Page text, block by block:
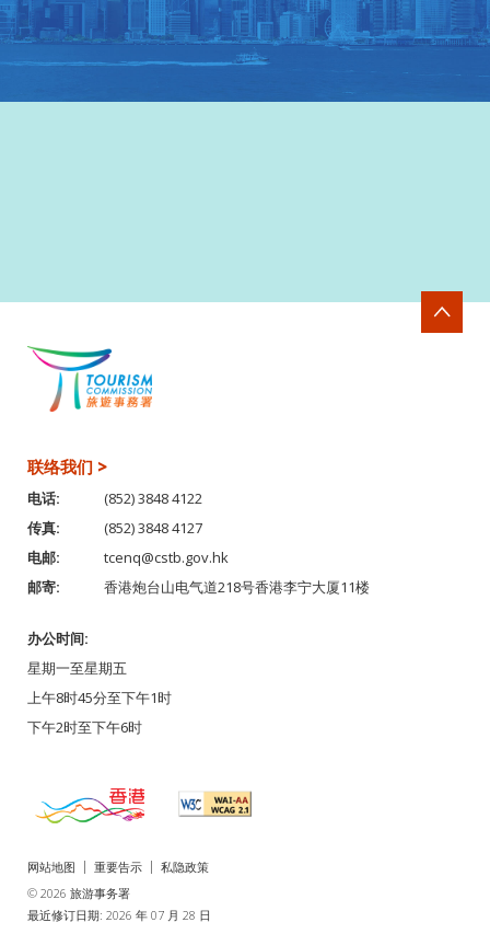
香港旅游發展局网站 >
联络我们 >
电话:
(852) 3848 4122
传真:
(852) 3848 4127
电邮:
tcenq@cstb.gov.hk
邮寄:
香港炮台山电气道218号香港李宁大厦11楼
办公时间:
星期一至星期五
上午8时45分至下午1时
下午2时至下午6时
网站地图 重要告示
私隐政策
© 2026 旅游事务署
最近修订日期: 2026 年 07 月 28 日